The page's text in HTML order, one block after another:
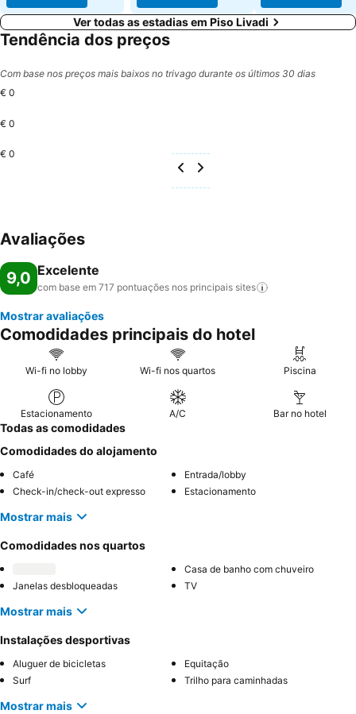
Ver todas as estadias em Piso Livadi
Tendência dos preços
Com base nos preços mais baixos no trivago durante os últimos 30 dias
€ 0
€ 0
€ 0
Avaliações
9,0 Excelente
com base em 717 pontuações nos principais sites
Mostrar avaliações
Comodidades principais do hotel
Wi-fi no lobby Wi-fi nos quartos Piscina
Estacionamento A/C Bar no hotel
Todas as comodidades
Comodidades do alojamento
Café
Entrada/lobby
Check-in/check-out expresso
Estacionamento
Mostrar mais
Comodidades nos quartos
Casa de banho com chuveiro
Janelas desbloqueadas
TV
Mostrar mais
Instalações desportivas
Aluguer de bicicletas
Equitação
Surf
Trilho para caminhadas
Mostrar mais